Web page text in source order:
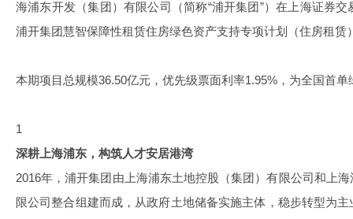
海浦东开发（集团）有限公司（简称“浦开集团”）在上海证券
浦开集团慧智保障性租赁住房绿色资产支持专项计划（住房租赁
本期项目总规模36.50亿元，优先级票面利率1.95%，为全国首
1
深耕上海浦东，构筑人才安居港湾
2016年，浦开集团由上海浦东土地控股（集团）有限公司和上
限公司整合组建而成，从政府土地储备实施主体，稳步转型为